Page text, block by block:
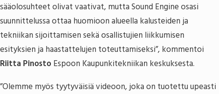
sääolosuhteet olivat vaativat, mutta Sound Engine osasi
suunnittelussa ottaa huomioon alueella kalusteiden ja
tekniikan sijoittamisen sekä osallistujien liikkumisen
esityksien ja haastattelujen toteuttamiseksi”, kommentoi
Riitta Pinosto Espoon Kaupunkitekniikan keskuksesta.
”Olemme myös tyytyväisiä videoon, joka on tuotettu upeasti